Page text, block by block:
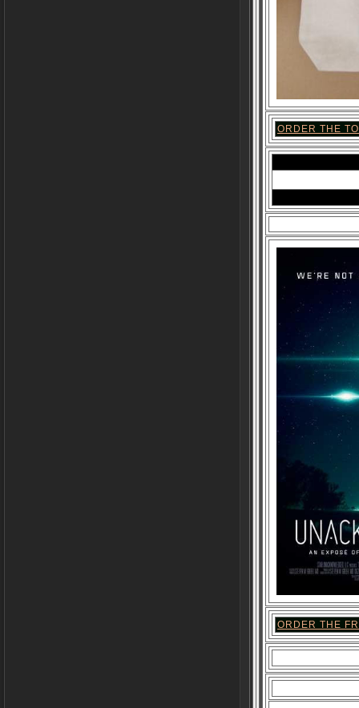
ORDER THE
ORDER THE